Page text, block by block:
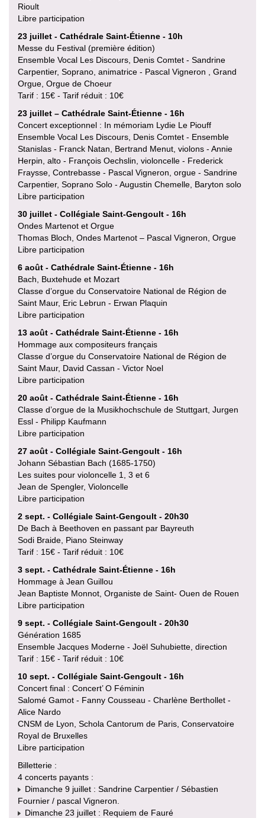
Rioult
Libre participation
23 juillet - Cathédrale Saint-Étienne - 10h
Messe du Festival (première édition)
Ensemble Vocal Les Discours, Denis Comtet - Sandrine
Carpentier, Soprano, animatrice - Pascal Vigneron , Grand
Orgue, Orgue de Choeur
Tarif : 15€ - Tarif réduit : 10€
23 juillet – Cathédrale Saint-Étienne - 16h
Concert exceptionnel : In mémoriam Lydie Le Piouff
Ensemble Vocal Les Discours, Denis Comtet - Ensemble
Stanislas - Franck Natan, Bertrand Menut, violons - Annie
Herpin, alto - François Oechslin, violoncelle - Frederick
Fraysse, Contrebasse - Pascal Vigneron, orgue - Sandrine
Carpentier, Soprano Solo - Augustin Chemelle, Baryton solo
Libre participation
30 juillet - Collégiale Saint-Gengoult - 16h
Ondes Martenot et Orgue
Thomas Bloch, Ondes Martenot – Pascal Vigneron, Orgue
Libre participation
6 août - Cathédrale Saint-Étienne - 16h
Bach, Buxtehude et Mozart
Classe d’orgue du Conservatoire National de Région de
Saint Maur, Eric Lebrun - Erwan Plaquin
Libre participation
13 août - Cathédrale Saint-Étienne - 16h
Hommage aux compositeurs français
Classe d’orgue du Conservatoire National de Région de
Saint Maur, David Cassan - Victor Noel
Libre participation
20 août - Cathédrale Saint-Étienne - 16h
Classe d’orgue de la Musikhochschule de Stuttgart, Jurgen
Essl - Philipp Kaufmann
Libre participation
27 août - Collégiale Saint-Gengoult - 16h
Johann Sébastian Bach (1685-1750)
Les suites pour violoncelle 1, 3 et 6
Jean de Spengler, Violoncelle
Libre participation
2 sept. - Collégiale Saint-Gengoult - 20h30
De Bach à Beethoven en passant par Bayreuth
Sodi Braide, Piano Steinway
Tarif : 15€ - Tarif réduit : 10€
3 sept. - Cathédrale Saint-Étienne - 16h
Hommage à Jean Guillou
Jean Baptiste Monnot, Organiste de Saint- Ouen de Rouen
Libre participation
9 sept. - Collégiale Saint-Gengoult - 20h30
Génération 1685
Ensemble Jacques Moderne - Joël Suhubiette, direction
Tarif : 15€ - Tarif réduit : 10€
10 sept. - Collégiale Saint-Gengoult - 16h
Concert final : Concert’ O Féminin
Salomé Gamot - Fanny Cousseau - Charlène Berthollet -
Alice Nardo
CNSM de Lyon, Schola Cantorum de Paris, Conservatoire
Royal de Bruxelles
Libre participation
Billetterie :
4 concerts payants :
Dimanche 9 juillet : Sandrine Carpentier / Sébastien
Fournier / pascal Vigneron.
Dimanche 23 juillet : Requiem de Fauré